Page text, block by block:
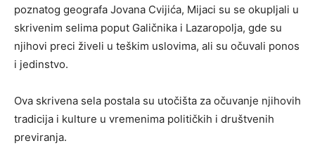
poznatog geografa Jovana Cvijića, Mijaci su se okupljali u
skrivenim selima poput Galičnika i Lazaropolja, gde su
njihovi preci živeli u teškim uslovima, ali su očuvali ponos
i jedinstvo.
Ova skrivena sela postala su utočišta za očuvanje njihovih
tradicija i kulture u vremenima političkih i društvenih
previranja.